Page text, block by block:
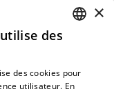
de
×
des
des cookies pour
utilisateur. En